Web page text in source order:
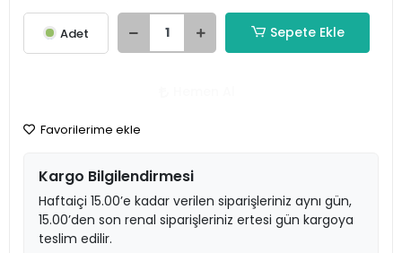
Adet Sepete Ekle
Favorilerime ekle
Kargo Bilgilendirmesi
Haftaiçi 15.00’e kadar verilen siparişleriniz aynı gün,
15.00’den son renal siparişleriniz ertesi gün kargoya
teslim edilir.